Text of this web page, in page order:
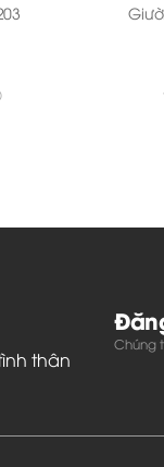
thân
Chúng